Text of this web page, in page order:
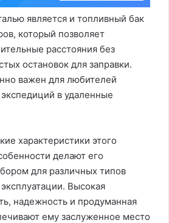
является и топливный бак
который позволяет
расстояния без
остановок для заправки.
важен для любителей
в удаленные
характеристики этого
делают его
для различных типов
Высокая
надежность и продуманная
ему заслуженное место